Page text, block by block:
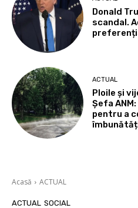
Donald
scandal.
ACTUAL
Ploile și
Șefa
pentru a